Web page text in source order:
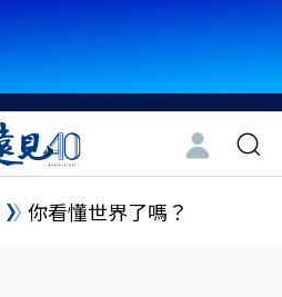
你看懂世界了嗎？